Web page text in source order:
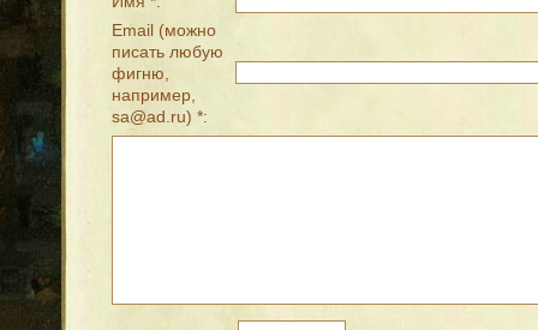
Email (можно
писать любую
фигню,
например,
sa@ad.ru) *: